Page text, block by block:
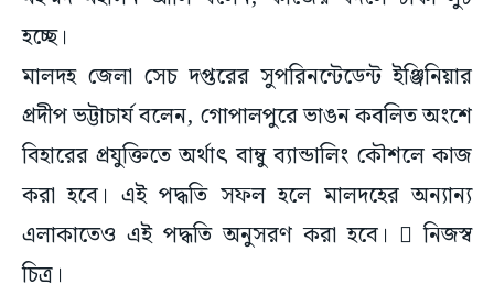
হচ্ছে।
মালদহ জেলা সেচ দপ্তরের সুপরিনন্টেডেন্ট ইঞ্জিনিয়ার
প্রদীপ ভট্টাচার্য বলেন, গোপালপুরে ভাঙন কবলিত অংশে
বিহারের প্রযুক্তিতে অর্থাৎ বাম্বু ব্যান্ডালিং কৌশলে কাজ
করা হবে। এই পদ্ধতি সফল হলে মালদহের অন্যান্য
এলাকাতেও এই পদ্ধতি অনুসরণ করা হবে।  নিজস্ব
চিত্র।